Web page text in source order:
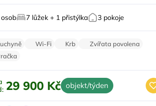
luxusu
7 lůžek + 1 přistýlka 3 pokoje
Wi-Fi Krb
Zvířata povolena
29 900 Kč objekt/týden